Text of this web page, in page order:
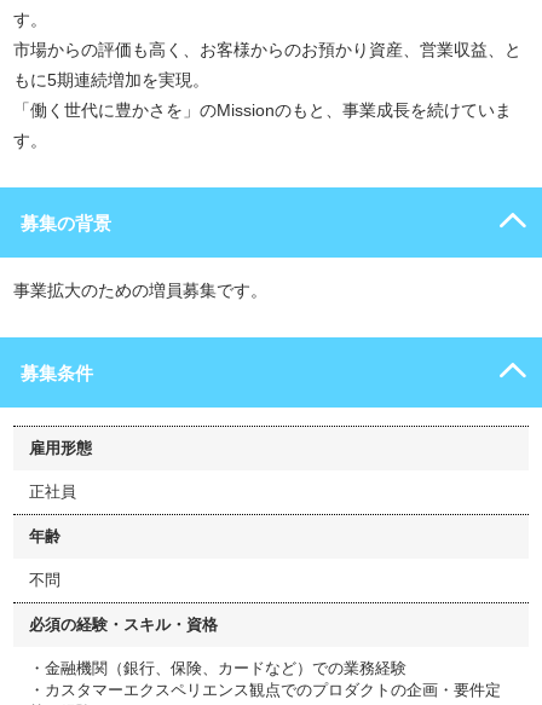
す。
市場からの評価も高く、お客様からのお預かり資産、営業収益、と
もに5期連続増加を実現。
「働く世代に豊かさを」のMissionのもと、事業成長を続けていま
す。
募集の背景
事業拡大のための増員募集です。
募集条件
雇用形態
正社員
年齢
不問
必須の経験・スキル・資格
・金融機関（銀行、保険、カードなど）での業務経験
・カスタマーエクスペリエンス観点でのプロダクトの企画・要件定